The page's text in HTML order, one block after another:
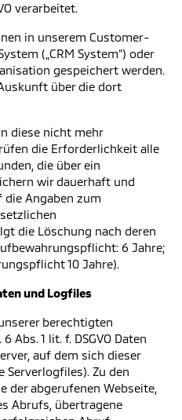
verarbeitet.
in unserem Customer-
(„CRM System“) oder
gespeichert werden.
über die dort
diese nicht mehr
die Erforderlichkeit alle
die über ein
wir dauerhaft und
die Angaben zum
die Löschung nach deren
6 Jahre;
10 Jahre).
und Logfiles
berechtigten
Abs. 1 lit. f. DSGVO Daten
auf dem sich dieser
Serverlogfiles). Zu den
der abgerufenen Webseite,
Abrufs, übertragene